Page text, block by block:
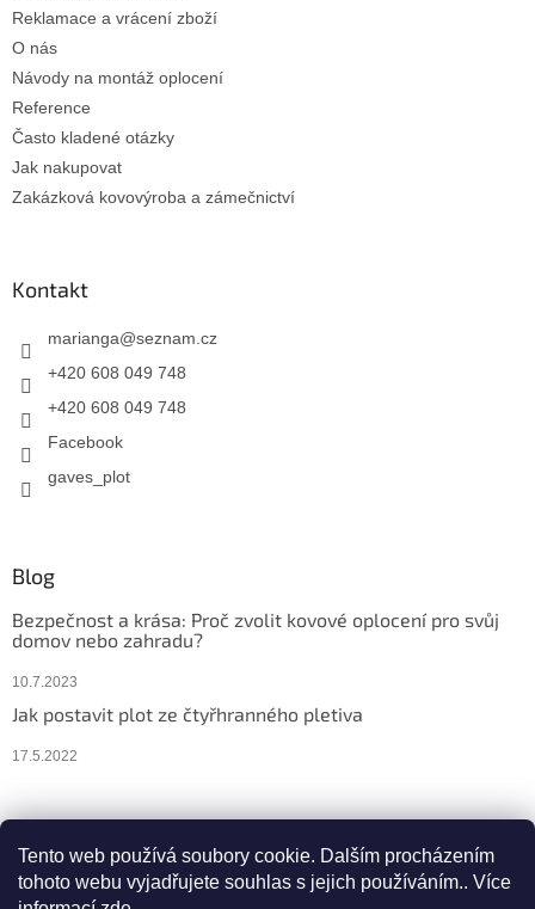
Tento web používá soubory cookie. Dalším procházením
tohoto webu vyjadřujete souhlas s jejich používáním.. Více
Reklamace a vrácení zboží
O nás
Návody na montáž oplocení
Reference
Často kladené otázky
Jak nakupovat
Zakázková kovovýroba a zámečnictví
Kontakt
marianga@seznam.cz
+420 608 049 748
+420 608 049 748
Facebook
gaves_plot
Blog
Bezpečnost a krása: Proč zvolit kovové oplocení pro svůj
domov nebo zahradu?
10.7.2023
Jak postavit plot ze čtyřhranného pletiva
17.5.2022